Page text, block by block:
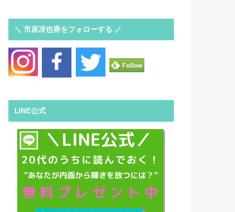
＼ 市原冴也香をフォローする ／
LINE公式